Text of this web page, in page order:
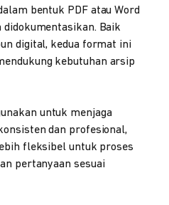
bentuk PDF atau Word
didokumentasikan. Baik
digital, kedua format ini
kebutuhan arsip
untuk menjaga
dan profesional,
fleksibel untuk proses
pertanyaan sesuai